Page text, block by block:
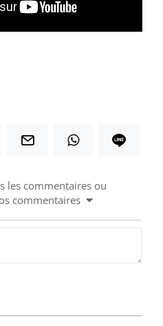
les commentaires ou
commentaires